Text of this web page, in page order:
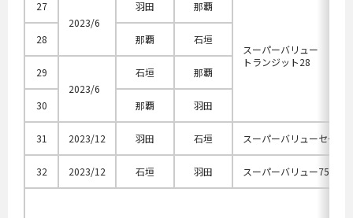
27
2023/6
羽田 那覇
スーパーバリュー
トランジット28
28 那覇 石垣
29
2023/6
石垣 那覇
30 那覇 羽田
31 2023/12 羽田 石垣 スーパーバリューセール
32 2023/12 石垣 羽田 スーパーバリュー75M